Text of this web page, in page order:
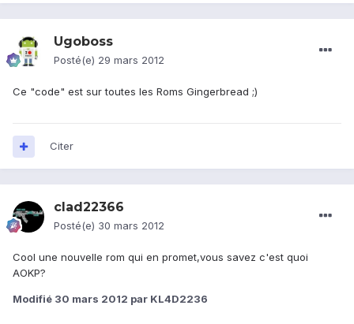
Ugoboss
Posté(e) 29 mars 2012
Ce "code" est sur toutes les Roms Gingerbread ;)
Citer
clad22366
Posté(e) 30 mars 2012
Cool une nouvelle rom qui en promet,vous savez c'est quoi
AOKP?
Modifié 30 mars 2012 par KL4D2236